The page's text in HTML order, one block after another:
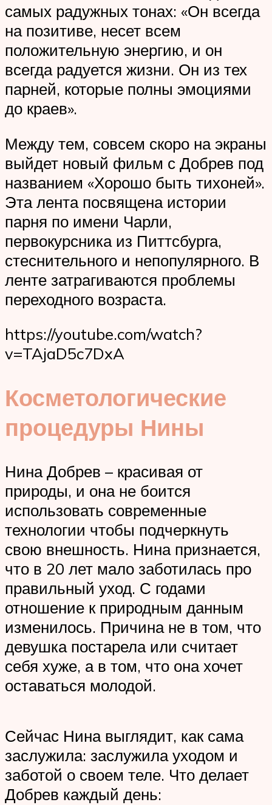
самых радужных тонах: «Он всегда
на позитиве, несет всем
положительную энергию, и он
всегда радуется жизни. Он из тех
парней, которые полны эмоциями
до краев».
Между тем, совсем скоро на экраны
выйдет новый фильм с Добрев под
названием «Хорошо быть тихоней».
Эта лента посвящена истории
парня по имени Чарли,
первокурсника из Питтсбурга,
стеснительного и непопулярного. В
ленте затрагиваются проблемы
переходного возраста.
https://youtube.com/watch?
v=TAjaD5c7DxA
Косметологические
процедуры Нины
Нина Добрев – красивая от
природы, и она не боится
использовать современные
технологии чтобы подчеркнуть
свою внешность. Нина признается,
что в 20 лет мало заботилась про
правильный уход. С годами
отношение к природным данным
изменилось. Причина не в том, что
девушка постарела или считает
себя хуже, а в том, что она хочет
оставаться молодой.
Сейчас Нина выглядит, как сама
заслужила: заслужила уходом и
заботой о своем теле. Что делает
Добрев каждый день: